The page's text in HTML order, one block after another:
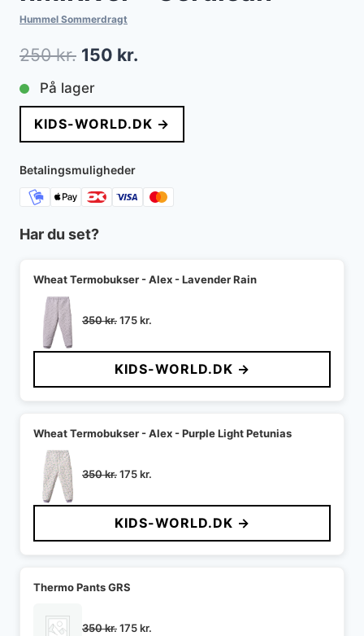
Hummel Sommerdragt
250kr. Den
oprindelige
pris
var:
250 kr..
150 kr.
pris
er:
På lager
KIDS-WORLD.DK →
Betalingsmuligheder
Har du set?
Wheat Termobukser - Alex - Lavender Rain
350kr.Den
pris
var:
350 kr..
175kr.
pris
er:
175 kr..
KIDS-WORLD.DK →
Wheat Termobukser - Alex - Purple Light Petunias
350kr.Den
pris
var:
350 kr..
175kr.
pris
er:
175 kr..
KIDS-WORLD.DK →
Thermo Pants GRS
350kr.Den
175kr.